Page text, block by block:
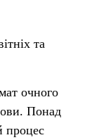
та
очного
Понад
процес